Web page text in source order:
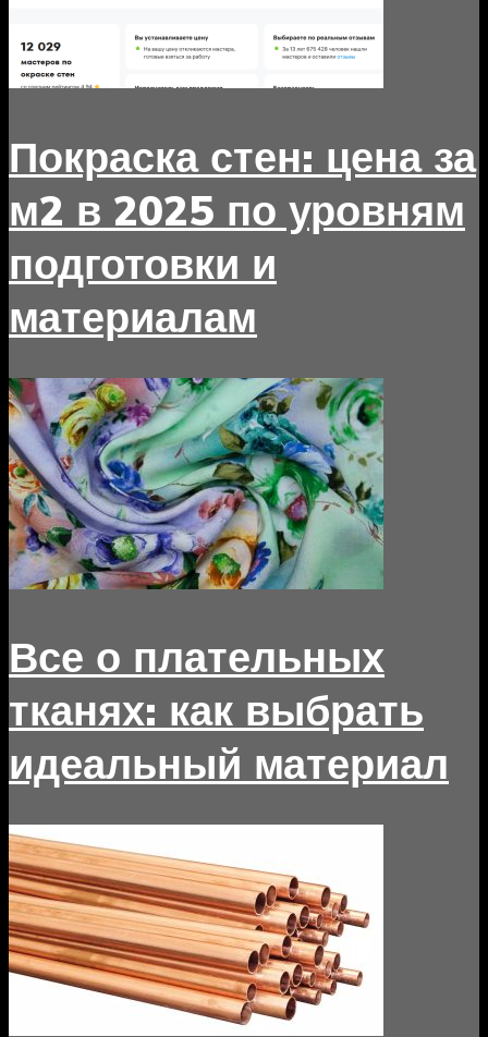
Покраска стен: цена за
м2 в 2025 по уровням
подготовки и
материалам
Все о плательных
тканях: как выбрать
идеальный материал